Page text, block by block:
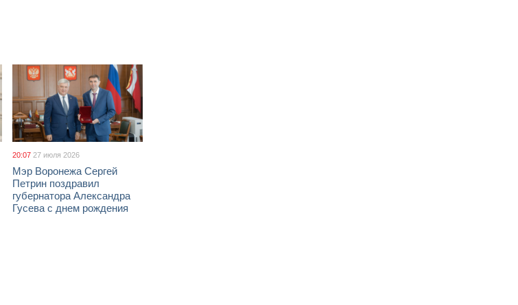
20:07 27 июля 2026
Мэр Воронежа Сергей
Петрин поздравил
губернатора Александра
Гусева с днем рождения